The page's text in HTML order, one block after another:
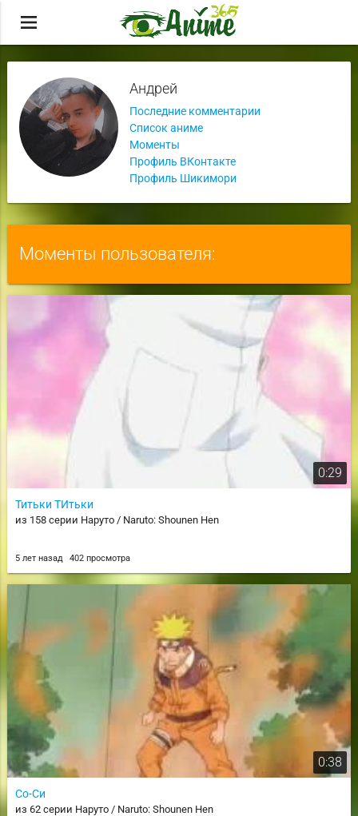
menu
Андрей
Последние комментарии
Список аниме
Моменты
Профиль ВКонтакте
Профиль Шикимори
Моменты пользователя:
0:29
Титьки ТИтьки
из 158 серии Наруто / Naruto: Shounen Hen
5 лет назад 402 просмотра
0:38
Со-Си
из 62 серии Наруто / Naruto: Shounen Hen